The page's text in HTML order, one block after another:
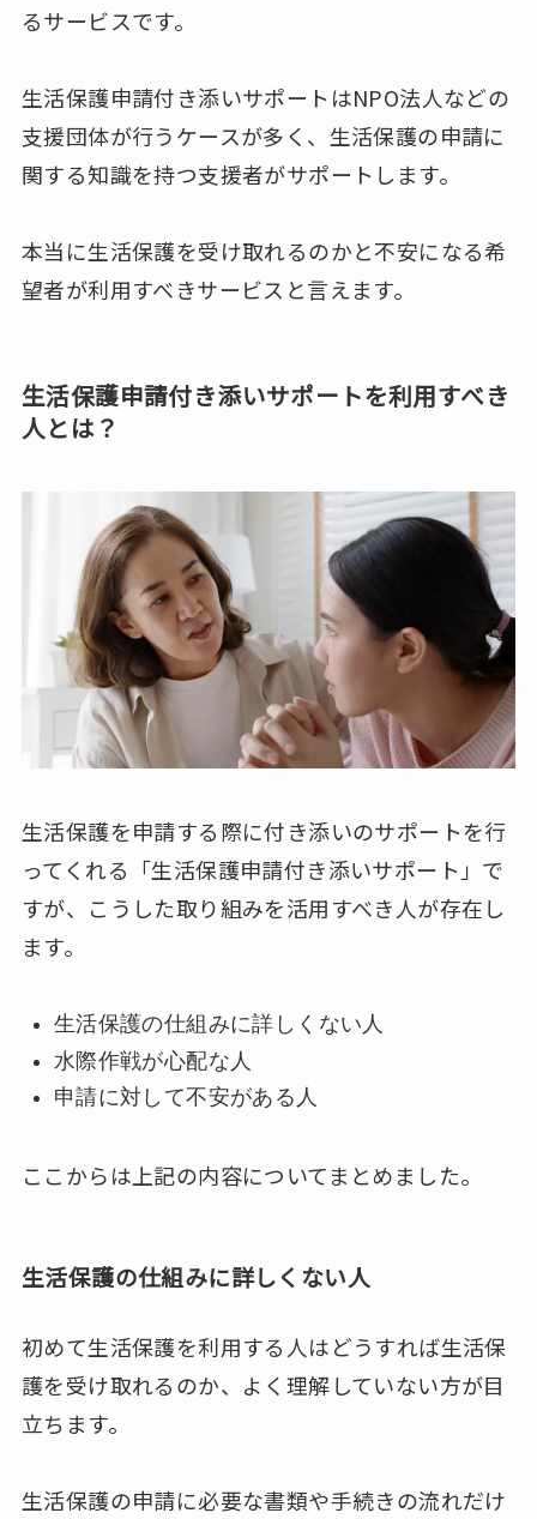
るサービスです。
生活保護申請付き添いサポートはNPO法人などの
支援団体が行うケースが多く、生活保護の申請に
関する知識を持つ支援者がサポートします。
本当に生活保護を受け取れるのかと不安になる希
望者が利用すべきサービスと言えます。
生活保護申請付き添いサポートを利用すべき
人とは？
生活保護を申請する際に付き添いのサポートを行
ってくれる「生活保護申請付き添いサポート」で
すが、こうした取り組みを活用すべき人が存在し
ます。
生活保護の仕組みに詳しくない人
水際作戦が心配な人
申請に対して不安がある人
ここからは上記の内容についてまとめました。
生活保護の仕組みに詳しくない人
初めて生活保護を利用する人はどうすれば生活保
護を受け取れるのか、よく理解していない方が目
立ちます。
生活保護の申請に必要な書類や手続きの流れだけ